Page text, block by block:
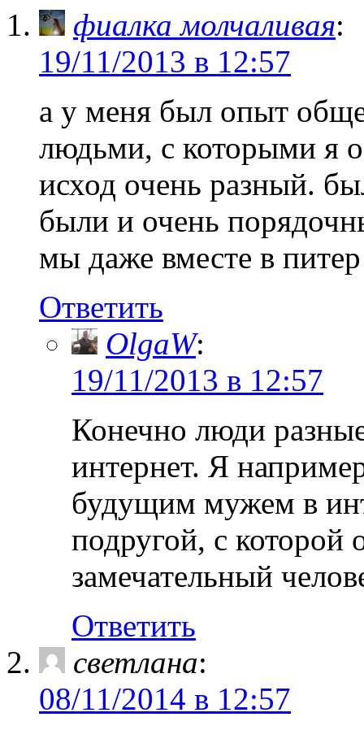
фиалка молчаливая:
19/11/2013 в 12:57
а у меня был опыт
людьми, с которыми я
исход очень разный.
были и очень
мы даже вместе в
Ответить
OlgaW:
19/11/2013 в 12:57
Конечно люди
интернет. Я
будущим мужем в
подругой, с
замечательный
Ответить
светлана:
08/11/2014 в 12:57